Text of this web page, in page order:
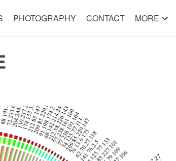
PHOTOGRAPHY CONTACT MORE